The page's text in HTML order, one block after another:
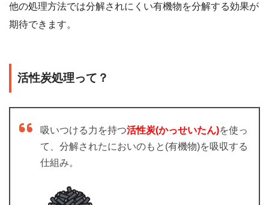
他の処理方法では分解されにくい有機物を分解する効果が
期待できます。
活性炭処理って？
吸いつける力を持つ活性炭(かっせいたん)を使っ
て、分解されたにおいのもと(有機物)を吸収する
仕組み。